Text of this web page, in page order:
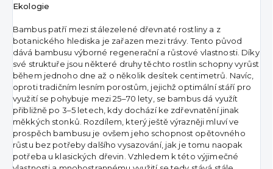
Ekologie
Bambus patří mezi stálezelené dřevnaté rostliny a z
botanického hlediska je zařazen mezi trávy. Tento původ
dává bambusu výborné regenerační a růstové vlastnosti. Díky
své struktuře jsou některé druhy těchto rostlin schopny vyrůst
během jednoho dne až o několik desítek centimetrů. Navíc,
oproti tradičním lesním porostům, jejichž optimální stáří pro
využití se pohybuje mezi 25–70 lety, se bambus dá využít
přibližně po 3–5 letech, kdy dochází ke zdřevnatění jinak
měkkých stonků. Rozdílem, který ještě výrazněji mluví ve
prospěch bambusu je ovšem jeho schopnost opětovného
růstu bez potřeby dalšího vysazování, jak je tomu naopak
potřeba u klasických dřevin. Vzhledem k této výjimečné